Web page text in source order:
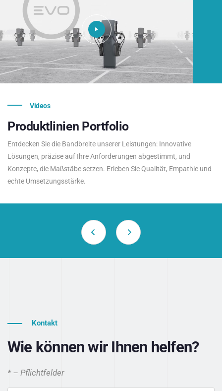
Videos
Produktlinien Portfolio
Entdecken Sie die Bandbreite unserer Leistungen: Innovative
Lösungen, präzise auf Ihre Anforderungen abgestimmt, und
Konzepte, die Maßstäbe setzen. Erleben Sie Qualität, Empathie und
echte Umsetzungsstärke.
Kontakt
Wie können wir Ihnen helfen?
* – Pflichtfelder